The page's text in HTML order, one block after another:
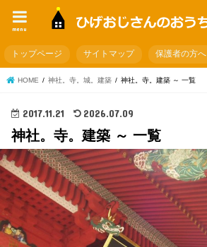
menu
トップページ サイトマップ 保護者の方へ
HOME 神社。寺。城。建築 神社。寺。建築 ～ 一覧
2017.11.21 2026.07.09
神社。寺。建築 ～ 一覧